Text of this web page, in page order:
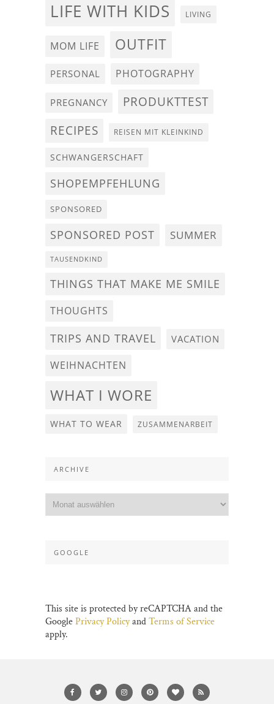
LIFE WITH KIDS LIVING
MOM LIFE OUTFIT
PERSONAL PHOTOGRAPHY
PREGNANCY PRODUKTTEST
RECIPES REISEN MIT KLEINKIND
SCHWANGERSCHAFT
SHOPEMPFEHLUNG
SPONSORED
SPONSORED POST SUMMER
TAUSENDKIND
THINGS THAT MAKE ME SMILE
THOUGHTS
TRIPS AND TRAVEL VACATION
WEIHNACHTEN
WHAT I WORE
WHAT TO WEAR ZUSAMMENARBEIT
ARCHIVE
GOOGLE
This site is protected by reCAPTCHA and the
GooglePrivacy PolicyandTerms of Service
apply.